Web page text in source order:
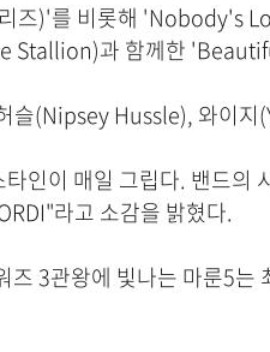
즈)'를 비롯해 'Nobody's
Stallion)과 함께한
(Nipsey Hussle), 와이
인이 매일 그립다. 밴드
라고 소감을 밝혔다.
3관왕에 빛나는 마룬5